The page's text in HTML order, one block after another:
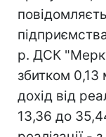
р. ДСК
збитком
дохід від
13,36 до